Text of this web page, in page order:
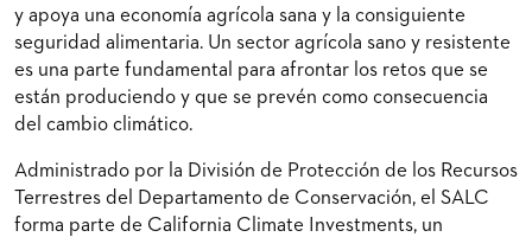
y apoya una economía agrícola sana y la consiguiente
seguridad alimentaria. Un sector agrícola sano y resistente
es una parte fundamental para afrontar los retos que se
están produciendo y que se prevén como consecuencia
del cambio climático.
Administrado por la División de Protección de los Recursos
Terrestres del Departamento de Conservación, el SALC
forma parte de California Climate Investments, un